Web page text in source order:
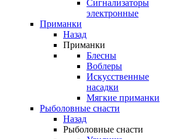
Сигнализаторы
электронные
Приманки
Назад
Приманки
Блесны
Воблеры
Искусственные
насадки
Мягкие приманки
Рыболовные снасти
Назад
Рыболовные снасти